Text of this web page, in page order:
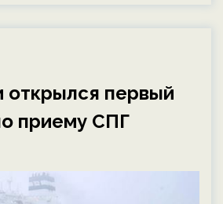
открылся первый
приему СПГ